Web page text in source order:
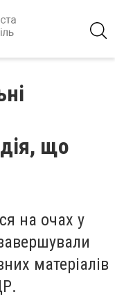
що
на очах у
матеріалів